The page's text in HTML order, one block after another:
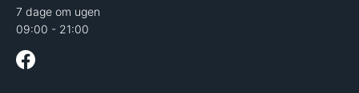
7 dage om ugen
09:00 - 21:00